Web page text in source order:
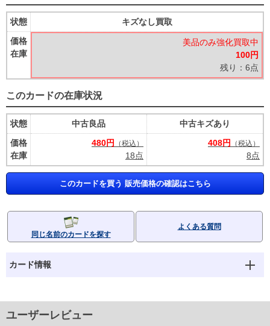
状態
価格
在庫
キズなし買取
美品のみ強化買取中
100円
残り：6点
このカードの在庫状況
状態
価格
在庫
中古良品
480円
（税込）
18点
中古キズあり
408円
（税込）
8点
このカードを買う 販売価格の確認はこちら
同じ名前のカードを探す
よくある質問
カード情報
ユーザーレビュー